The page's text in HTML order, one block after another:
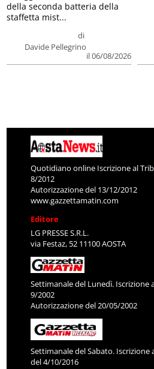
di
Davide Pellegrino
il 06/08/2026
della seconda batteria della
staffetta mist...
Quotidiano online Iscrizione al
8/2012
Autorizzazione del 13/12/2012
www.gazzettamatin.com
Editore
LG PRESSE S.R.L.
via Festaz, 52 11100 AOSTA
Settimanale del Lunedì. Iscrizione
9/2002
Autorizzazione del 20/05/2002
Settimanale del Sabato. Iscrizione
del 4/10/2016